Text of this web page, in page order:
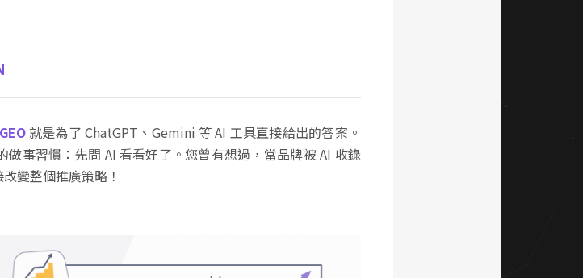
GEO就是為了 ChatGPT、Gemini 等 AI 工具直接給出的答案。
事習慣：先問 AI 看看好了。您曾有想過，當品牌被 AI 收錄
變整個推廣策略！